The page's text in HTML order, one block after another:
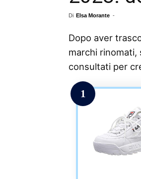
Di Elsa Morante -
Dopo aver
marchi
consultati per
1